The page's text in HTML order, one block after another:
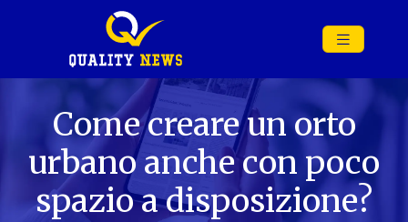
Come creare un orto
urbano anche con poco
spazio a disposizione?